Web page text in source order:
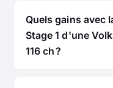
Quels gains avec
Stage 1 d'une
116 ch ?